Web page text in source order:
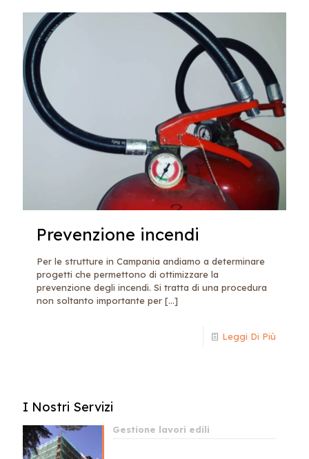
Prevenzione incendi
Per le strutture in Campania andiamo a determinare
progetti che permettono di ottimizzare la
prevenzione degli incendi. Si tratta di una procedura
non soltanto importante per […]
Leggi Di Più
I Nostri Servizi
Gestione lavori edili